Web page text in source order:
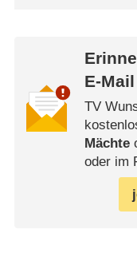
E-Mail
TV
Mächte
oder im